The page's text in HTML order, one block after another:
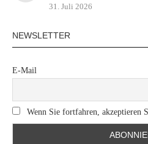
31. Juli 2026
NEWSLETTER
E-Mail
Wenn Sie fortfahren, akzeptieren